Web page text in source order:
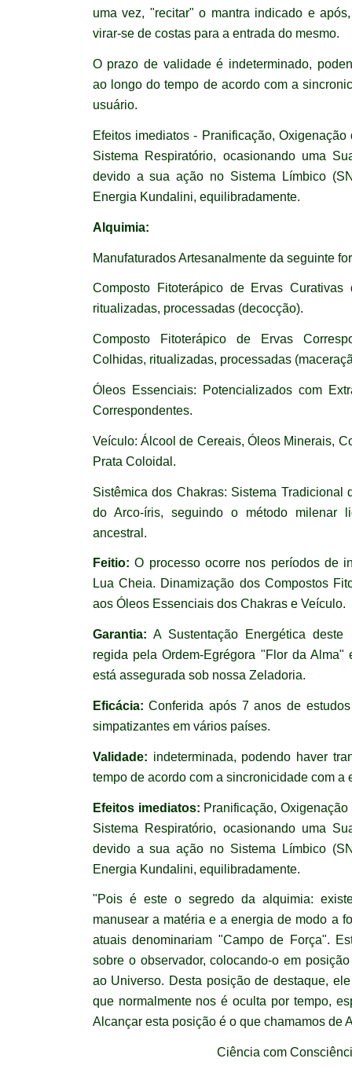
uma vez, "recitar" o mantra indicado e
virar-se de costas para a entrada do mesmo.
O prazo de validade é indeterminado,
ao longo do tempo de acordo com a
usuário.
Efeitos imediatos - Pranificação,
Sistema Respiratório, ocasionando uma
devido a sua ação no Sistema Límbico
Energia Kundalini, equilibradamente.
Alquimia:
Manufaturados Artesanalmente da seguinte
Composto Fitoterápico de Ervas Curativas
ritualizadas, processadas (decocção).
Composto Fitoterápico de Ervas
Colhidas, ritualizadas, processadas
Óleos Essenciais: Potencializados com
Correspondentes.
Veículo: Álcool de Cereais, Óleos Minerais,
Prata Coloidal.
Sistêmica dos Chakras: Sistema Tradicional
do Arco-íris, seguindo o método milenar
ancestral.
Feitio:O processo ocorre nos períodos de
Lua Cheia. Dinamização dos Compostos
aos Óleos Essenciais dos Chakras e Veículo.
Garantia: A Sustentação Energética
regida pela Ordem-Egrégora "Flor da Alma"
está assegurada sob nossa Zeladoria.
Eficácia: Conferida após 7 anos de
simpatizantes em vários países.
Validade: indeterminada, podendo haver
tempo de acordo com a sincronicidade com a
Efeitos imediatos: Pranificação,
Sistema Respiratório, ocasionando uma
devido a sua ação no Sistema Límbico
Energia Kundalini, equilibradamente.
"Pois é este o segredo da alquimia:
manusear a matéria e a energia de modo a
atuais denominariam "Campo de Força".
sobre o observador, colocando-o em
ao Universo. Desta posição de destaque,
que normalmente nos é oculta por tempo,
Alcançar esta posição é o que chamamos de
Ciência com